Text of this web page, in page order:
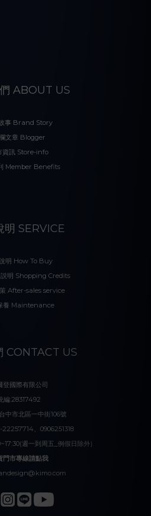
ABOUT US
事 Brand Story
文章 Blogger
資訊 Store-info
Member Benefits
明 SERVICE
明 How To Buy
説明 Shopping Credits
After-sales service
養 Maintenance
CONTACT US
登國際有限公司
編:28317492
中市北區一中街106號
、0906251318
週一到周五_例假日除外)
門市專線請點我